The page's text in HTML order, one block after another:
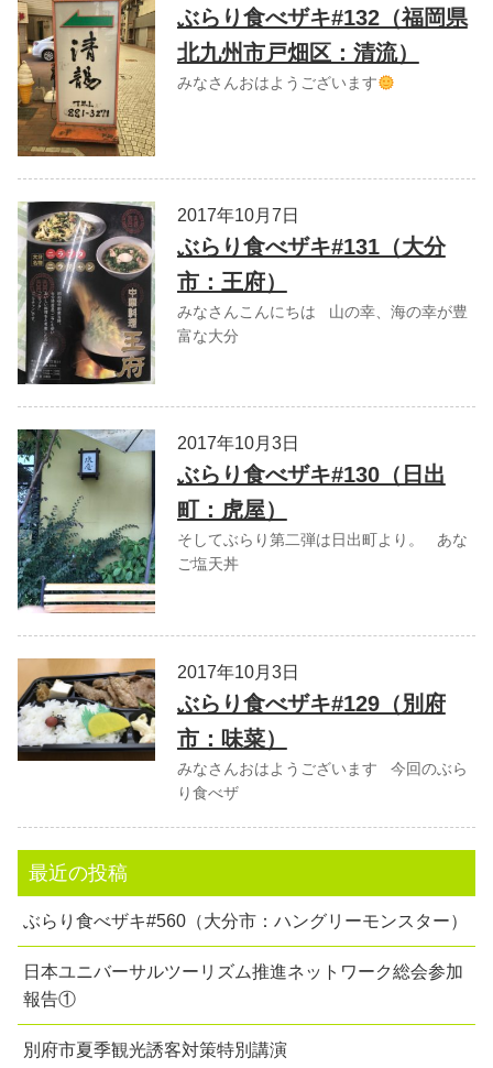
ぶらり食べザキ#132（福岡県
北九州市戸畑区：清流）
みなさんおはようございます
2017年10月7日
ぶらり食べザキ#131（大分
市：王府）
みなさんこんにちは 山の幸、海の幸が豊
富な大分
2017年10月3日
ぶらり食べザキ#130（日出
町：虎屋）
そしてぶらり第二弾は日出町より。 あな
ご塩天丼
2017年10月3日
ぶらり食べザキ#129（別府
市：味菜）
みなさんおはようございます 今回のぶら
り食べザ
最近の投稿
ぶらり食べザキ#560（大分市：ハングリーモンスター）
日本ユニバーサルツーリズム推進ネットワーク総会参加
報告①
別府市夏季観光誘客対策特別講演